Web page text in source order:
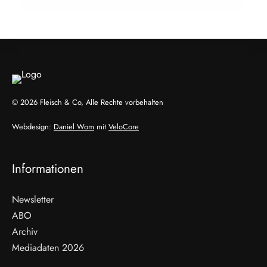
© 2026 Fleisch & Co, Alle Rechte vorbehalten
Webdesign: Daniel Wom mit VeloCore
Informationen
Newsletter
ABO
Archiv
Mediadaten 2026